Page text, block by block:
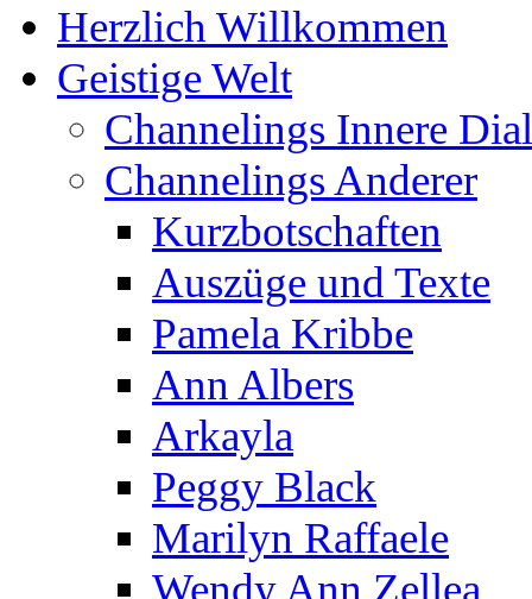
Herzlich Willkommen
Geistige Welt
Channelings Innere
Channelings Anderer
Kurzbotschaften
Auszüge und Texte
Pamela Kribbe
Ann Albers
Arkayla
Peggy Black
Marilyn Raffaele
Wendy Ann Zellea